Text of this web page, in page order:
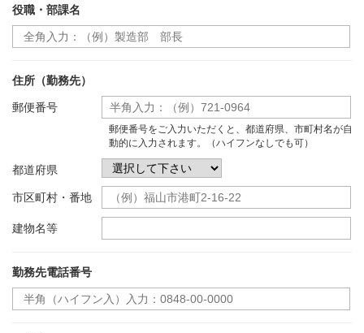
役職・部課名
住所（勤務先）
郵便番号
郵便番号をご入力いただくと、都道府県、市町村名が自
動的に入力されます。（ハイフンなしでも可）
都道府県
市区町村・番地
建物名等
勤務先電話番号